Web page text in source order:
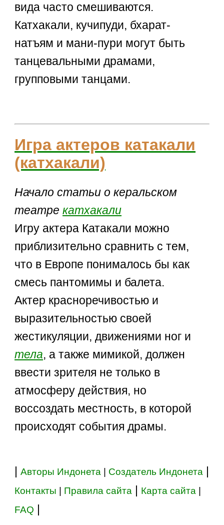
вида часто смешиваются.
Катхакали, кучипуди, бхарат-
натъям и мани-пури могут быть
танцевальными драмами,
групповыми танцами.
Игра актеров катакали
(катхакали)
Начало статьи о керальском
театрекатхакали
Игру актера Катакали можно
приблизительно сравнить с тем,
что в Европе понималось бы как
смесь пантомимы и балета.
Актер красноречивостью и
выразительностью своей
жестикуляции, движениями ног и
тела, а также мимикой, должен
ввести зрителя не только в
атмосферу действия, но
воссоздать местность, в которой
происходят события драмы.
|Авторы Индонета | Создатель Индонета |
Контакты | Правила сайта | Карта сайта |
FAQ |